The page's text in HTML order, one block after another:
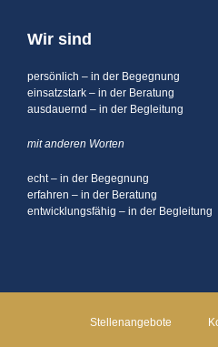
Wir sind
persönlich – in der Begegnung
einsatzstark – in der Beratung
ausdauernd – in der Begleitung
mit anderen Worten
echt – in der Begegnung
erfahren – in der Beratung
entwicklungsfähig – in der Begleitung
Stellenangebote